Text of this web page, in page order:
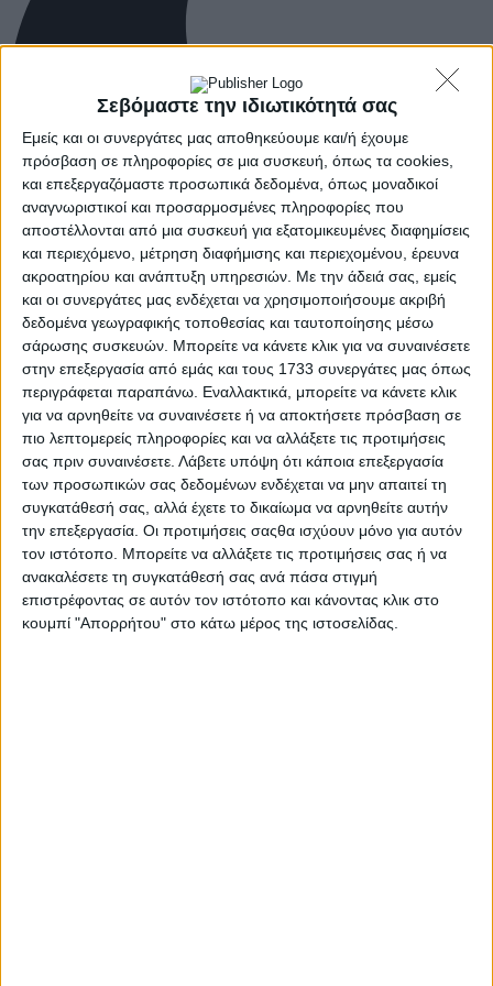
Σεβόμαστε την ιδιωτικότητά σας
Εμείς και οι συνεργάτες μας αποθηκεύουμε και/ή έχουμε
πρόσβαση σε πληροφορίες σε μια συσκευή, όπως τα cookies,
και επεξεργαζόμαστε προσωπικά δεδομένα, όπως μοναδικοί
αναγνωριστικοί και προσαρμοσμένες πληροφορίες που
αποστέλλονται από μια συσκευή για εξατομικευμένες διαφημίσεις
και περιεχόμενο, μέτρηση διαφήμισης και περιεχομένου, έρευνα
ακροατηρίου και ανάπτυξη υπηρεσιών. Με την άδειά σας, εμείς
και οι συνεργάτες μας ενδέχεται να χρησιμοποιήσουμε ακριβή
δεδομένα γεωγραφικής τοποθεσίας και ταυτοποίησης μέσω
σάρωσης συσκευών. Μπορείτε να κάνετε κλικ για να συναινέσετε
στην επεξεργασία από εμάς και τους 1733 συνεργάτες μας όπως
περιγράφεται παραπάνω. Εναλλακτικά, μπορείτε να κάνετε κλικ
για να αρνηθείτε να συναινέσετε ή να αποκτήσετε πρόσβαση σε
πιο λεπτομερείς πληροφορίες και να αλλάξετε τις προτιμήσεις
σας πριν συναινέσετε. Λάβετε υπόψη ότι κάποια επεξεργασία
των προσωπικών σας δεδομένων ενδέχεται να μην απαιτεί τη
συγκατάθεσή σας, αλλά έχετε το δικαίωμα να αρνηθείτε αυτήν
την επεξεργασία. Οι προτιμήσεις σαςθα ισχύουν μόνο για αυτόν
τον ιστότοπο. Μπορείτε να αλλάξετε τις προτιμήσεις σας ή να
ανακαλέσετε τη συγκατάθεσή σας ανά πάσα στιγμή
επιστρέφοντας σε αυτόν τον ιστότοπο και κάνοντας κλικ στο
κουμπί "Απορρήτου" στο κάτω μέρος της ιστοσελίδας.